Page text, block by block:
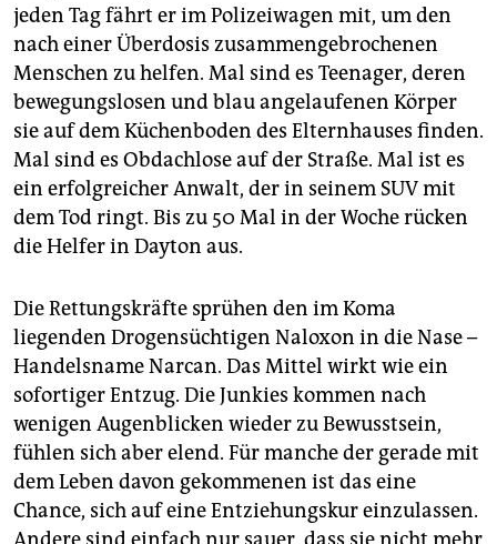
jeden Tag fährt er im Polizeiwagen mit, um den
nach einer Überdosis zusammengebrochenen
Menschen zu helfen. Mal sind es Teenager, deren
bewegungslosen und blau angelaufenen Körper
sie auf dem Küchenboden des Elternhauses finden.
Mal sind es Obdachlose auf der Straße. Mal ist es
ein erfolgreicher Anwalt, der in seinem SUV mit
dem Tod ringt. Bis zu 50 Mal in der Woche rücken
die Helfer in Dayton aus.
Die Rettungskräfte sprühen den im Koma
liegenden Drogensüchtigen Naloxon in die Nase –
Handelsname Narcan. Das Mittel wirkt wie ein
sofortiger Entzug. Die Junkies kommen nach
wenigen Augenblicken wieder zu Bewusstsein,
fühlen sich aber elend. Für manche der gerade mit
dem Leben davon gekommenen ist das eine
Chance, sich auf eine Entziehungskur einzulassen.